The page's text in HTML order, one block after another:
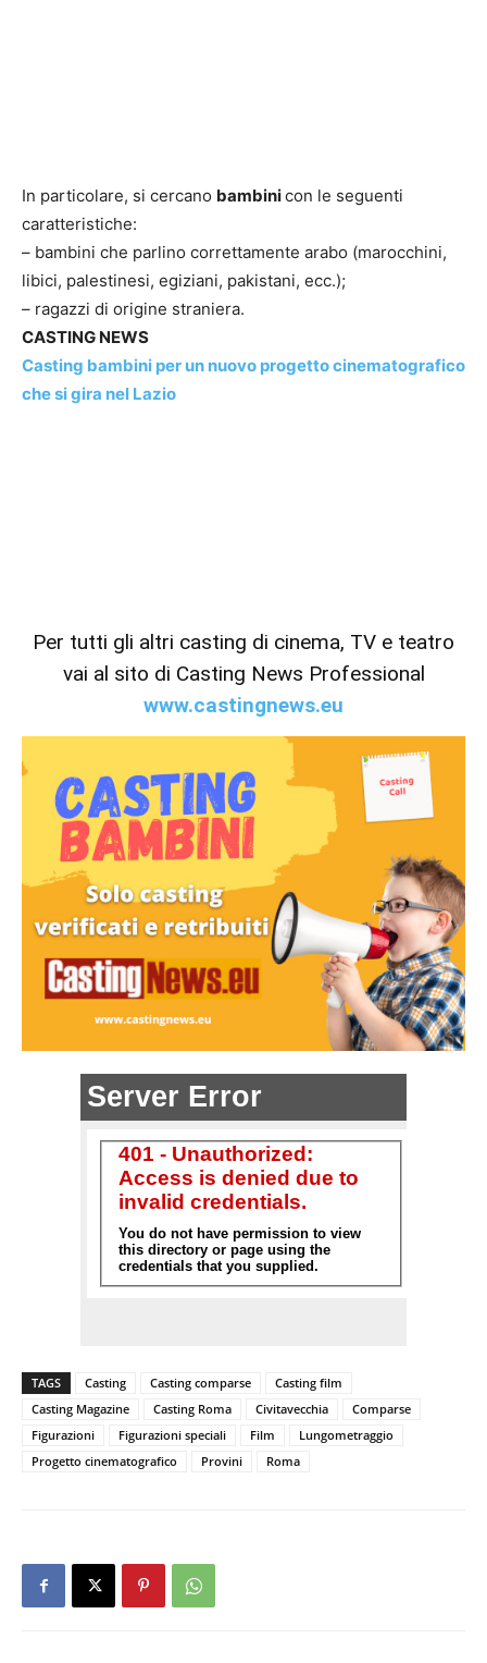
In particolare, si cercano bambinicon le seguenti
caratteristiche:
– bambini che parlino correttamente arabo (marocchini,
libici, palestinesi, egiziani, pakistani, ecc.);
– ragazzi di origine straniera.
CASTING NEWS
Casting bambini per un nuovo progetto cinematografico
che si gira nel Lazio
Per tutti gli altri casting di cinema, TV e teatro
vai al sito di Casting News Professional
www.castingnews.eu
TAGS Casting Casting comparse
Casting film
Casting Magazine
Casting Roma Civitavecchia
Comparse
Figurazioni
Figurazioni speciali Film
Lungometraggio
Progetto cinematografico
Provini Roma